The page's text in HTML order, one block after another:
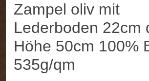
Zampel oliv mit
Lederboden 22cm
Höhe 50cm 100%
535g/qm